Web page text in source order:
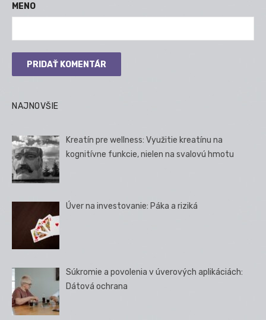
MENO
NAJNOVŠIE
Kreatín pre wellness: Využitie kreatínu na
kognitívne funkcie, nielen na svalovú hmotu
Úver na investovanie: Páka a riziká
Súkromie a povolenia v úverových aplikáciách:
Dátová ochrana